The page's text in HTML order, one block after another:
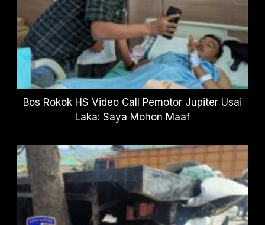
Bos Rokok HS Video Call Pemotor Jupiter Usai
Laka: Saya Mohon Maaf